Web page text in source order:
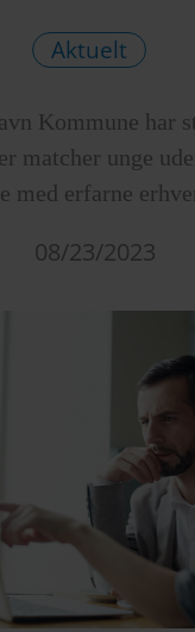
Aktuelt
Kommune har
matcher unge
med erfarne
08/23/2023